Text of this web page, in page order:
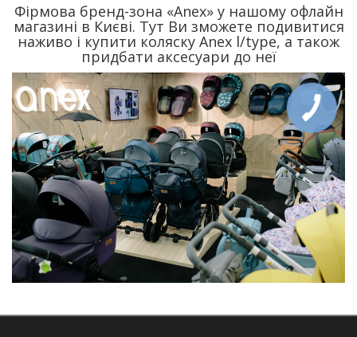
Фірмова бренд-зона «Anex» у нашому офлайн
магазині в Києві. Тут Ви зможете подивитися
наживо і купити коляску Anex l/type, а також
придбати аксесуари до неї